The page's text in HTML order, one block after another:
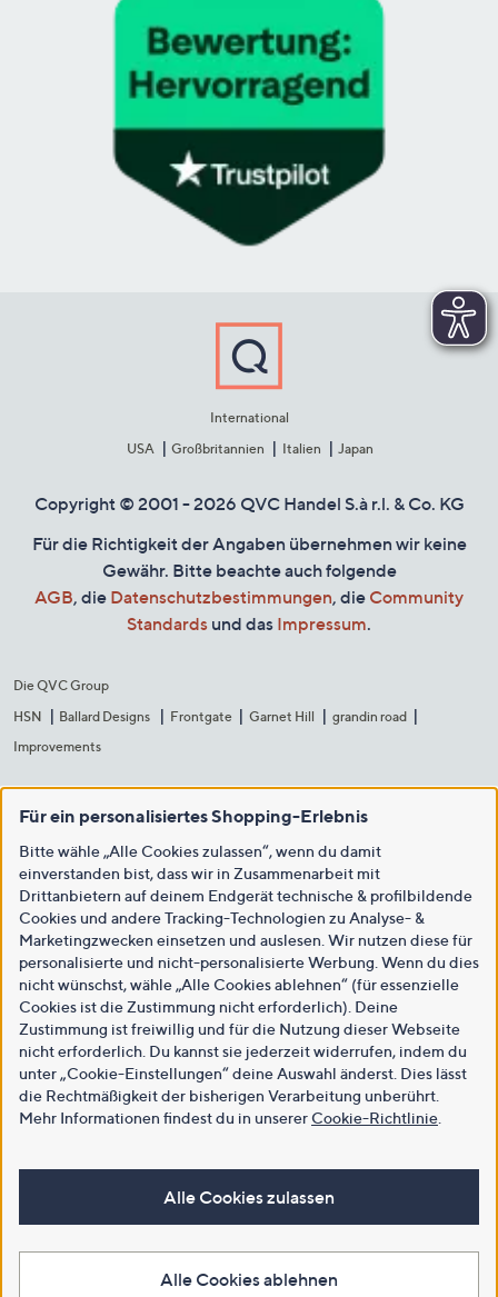
International
USA
Großbritannien Italien Japan
Copyright © 2001 - 2026 QVC Handel S.à r.l. & Co. KG
Für die Richtigkeit der Angaben übernehmen wir keine
Gewähr. Bitte beachte auch folgende
AGB, die Datenschutzbestimmungen, die Community
Standards und das Impressum.
Die QVC Group
HSN
Ballard Designs Frontgate Garnet Hill
grandin road
Improvements
Für ein personalisiertes Shopping-Erlebnis
Bitte wähle „Alle Cookies zulassen“, wenn du damit
einverstanden bist, dass wir in Zusammenarbeit mit
Drittanbietern auf deinem Endgerät technische & profilbildende
Cookies und andere Tracking-Technologien zu Analyse- &
Marketingzwecken einsetzen und auslesen. Wir nutzen diese für
personalisierte und nicht-personalisierte Werbung. Wenn du dies
nicht wünschst, wähle „Alle Cookies ablehnen“ (für essenzielle
Cookies ist die Zustimmung nicht erforderlich). Deine
Zustimmung ist freiwillig und für die Nutzung dieser Webseite
nicht erforderlich. Du kannst sie jederzeit widerrufen, indem du
unter „Cookie-Einstellungen“ deine Auswahl änderst. Dies lässt
die Rechtmäßigkeit der bisherigen Verarbeitung unberührt.
Mehr Informationen findest du in unsererCookie-Richtlinie
Alle Cookies zulassen
Alle Cookies ablehnen